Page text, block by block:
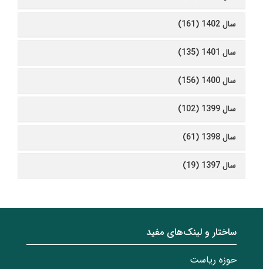
سال 1402 (161)
سال 1401 (135)
سال 1400 (156)
سال 1399 (102)
سال 1398 (61)
سال 1397 (19)
ساختار‌‌ و‌‌ لینک‌های مفید
حوزه ریاست